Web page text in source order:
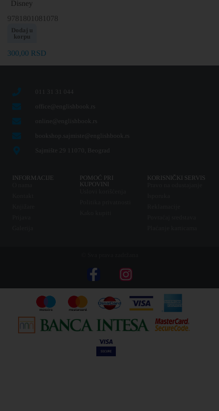
Disney
9781801081078
Dodaj u
korpu
300,00 RSD
011 31 31 044
office@englishbook.rs
online@englishbook.rs
bookshop.sajmiste@englishbook.rs
Sajmište 29 11070, Beograd
INFORMACIJE
POMOĆ PRI
KUPOVINI
KORISNIČKI SERVIS